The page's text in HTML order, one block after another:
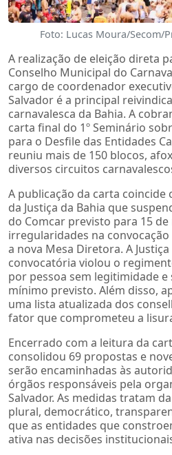
Foto: Lucas Moura/Secom/
A realização de eleição direta
Conselho Municipal do
cargo de coordenador
Salvador é a principal
carnavalesca da Bahia. A
carta final do 1º Seminário
para o Desfile das Entidades
reuniu mais de 150 blocos,
diversos circuitos
A publicação da carta coincide
da Justiça da Bahia que
do Comcar previsto para 15
irregularidades na
a nova Mesa Diretora. A
convocatória violou o
por pessoa sem legitimidade
mínimo previsto. Além disso,
uma lista atualizada dos
fator que comprometeu a
Encerrado com a leitura da
consolidou 69 propostas e
serão encaminhadas às
órgãos responsáveis pela
Salvador. As medidas tratam
plural, democrático,
que as entidades que
ativa nas decisões